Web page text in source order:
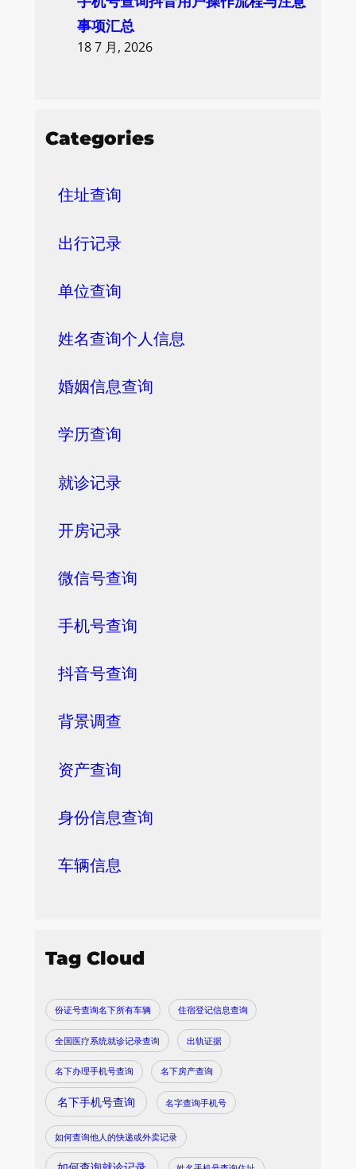
事项汇总
18 7 月, 2026
Categories
住址查询
出行记录
单位查询
姓名查询个人信息
婚姻信息查询
学历查询
就诊记录
开房记录
微信号查询
手机号查询
抖音号查询
背景调查
资产查询
身份信息查询
车辆信息
Tag Cloud
份证号查询名下所有车辆 住宿登记信息查询
全国医疗系统就诊记录查询 出轨证据
名下办理手机号查询 名下房产查询
名下手机号查询 名字查询手机号
如何查询他人的快递或外卖记录